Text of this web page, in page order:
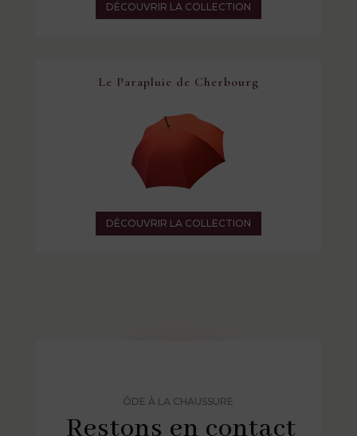
DÉCOUVRIR LA COLLECTION
Le Parapluie de Cherbourg
DÉCOUVRIR LA COLLECTION
ÔDE À LA CHAUSSURE
Restons en contact